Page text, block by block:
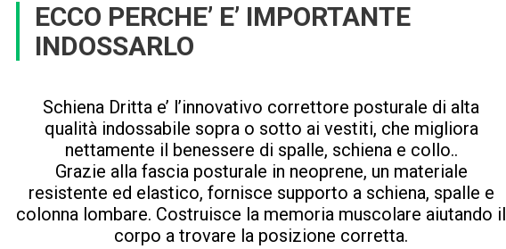
ECCO PERCHE’ E’ IMPORTANTE
INDOSSARLO
Schiena Dritta e’ l’innovativo correttore posturale di alta
qualità indossabile sopra o sotto ai vestiti, che migliora
nettamente il benessere di spalle, schiena e collo..
Grazie alla fascia posturale in neoprene, un materiale
resistente ed elastico, fornisce supporto a schiena, spalle e
colonna lombare. Costruisce la memoria muscolare aiutando il
corpo a trovare la posizione corretta.